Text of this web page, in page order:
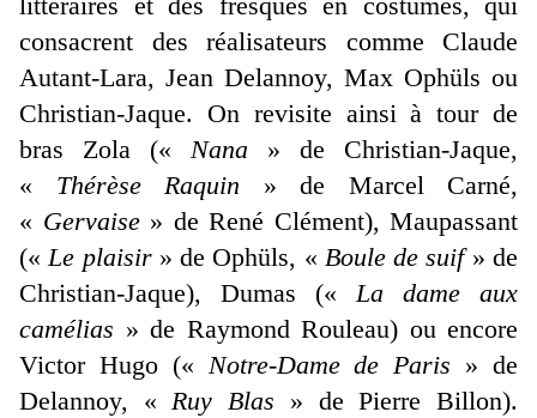
consacrent des réalisateurs comme Claude
Autant-Lara, Jean Delannoy, Max Ophüls ou
Christian-Jaque. On revisite ainsi à tour de
bras Zola (« Nana » de Christian-Jaque,
« Thérèse Raquin » de Marcel Carné,
« Gervaise » de René Clément), Maupassant
(«Le plaisir» de Ophüls, « Boule de suif» de
Christian-Jaque), Dumas («La dame aux
camélias » de Raymond Rouleau) ou encore
Victor Hugo (« Notre-Dame de Paris » de
Delannoy, «Ruy Blas » de Pierre Billon).